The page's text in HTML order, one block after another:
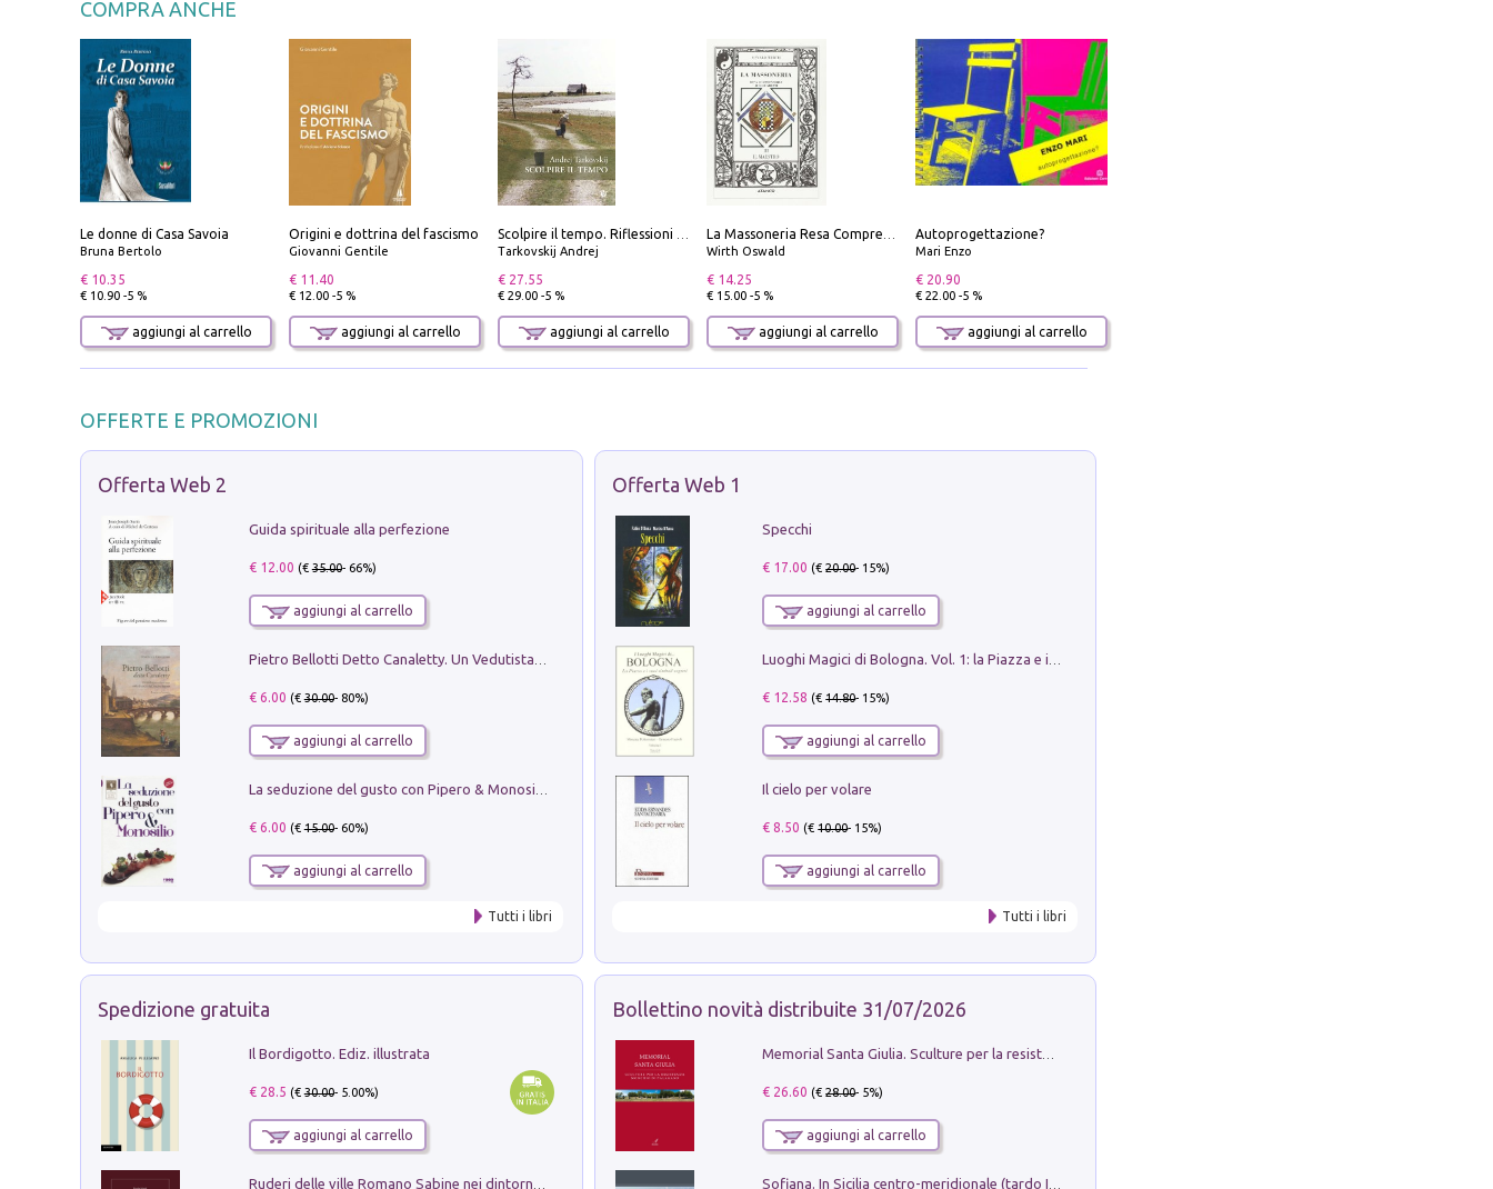
COMPRA ANCHE
Le donne di Casa Savoia
Bruna Bertolo
€ 10.35
€ 10.90 -5 %
aggiungi al carrello
Origini e dottrina del fascismo
Giovanni Gentile
€ 11.40
€ 12.00 -5 %
aggiungi al carrello
Tarkovskij Andrej
€ 27.55
€ 29.00 -5 %
aggiungi al carrello
Wirth Oswald
€ 14.25
€ 15.00 -5 %
aggiungi al carrello
Autoprogettazione?
Mari Enzo
€ 20.90
€ 22.00 -5 %
aggiungi al carrello
OFFERTE E PROMOZIONI
Offerta Web 2
Guida spirituale alla perfezione
€ 12.00 (€35.00- 66%)
aggiungi al carrello
€ 6.00 (€30.00- 80%)
aggiungi al carrello
€ 6.00 (€15.00- 60%)
aggiungi al carrello
Tutti i libri
Offerta Web 1
Specchi
€ 17.00 (€20.00- 15%)
aggiungi al carrello
€ 12.58 (€14.80- 15%)
aggiungi al carrello
Il cielo per volare
€ 8.50 (€10.00- 15%)
aggiungi al carrello
Tutti i libri
Spedizione gratuita
Il Bordigotto. Ediz. illustrata
€ 28.5 (€30.00- 5.00%)
aggiungi al carrello
Bollettino novità distribuite 31/07/2026
€ 26.60 (€28.00- 5%)
aggiungi al carrello